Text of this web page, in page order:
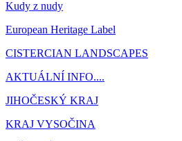
Kudy z nudy
European Heritage Label
CISTERCIAN LANDSCAPES
AKTUÁLNÍ INFO....
JIHOČESKÝ KRAJ
KRAJ VYSOČINA